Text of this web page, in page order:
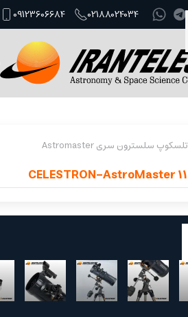
02188024034
09123606684
تلسکوپ سلسترون سری Astromaster